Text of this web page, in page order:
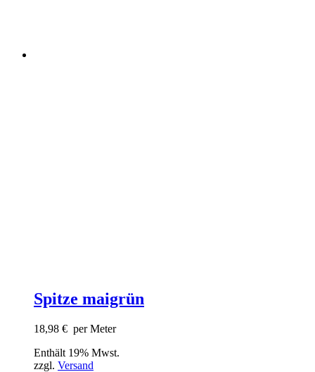
Spitze maigrün
18,98 € per Meter
Enthält 19% Mwst.
zzgl. Versand